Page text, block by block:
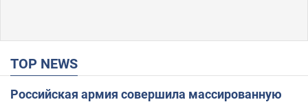
TOP NEWS
Российская армия совершила массированную